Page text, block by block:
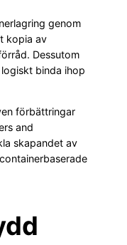
genom
kopia av
Dessutom
binda ihop
förbättringar
and
skapandet av